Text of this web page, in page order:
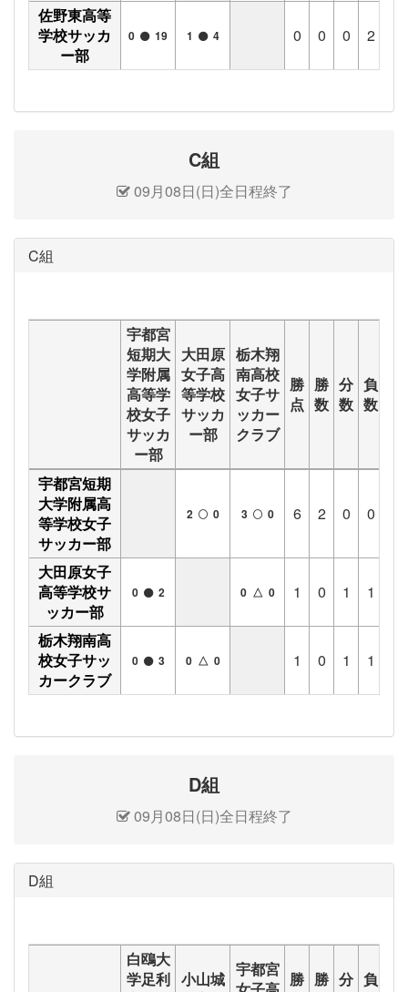
佐野東高等
学校サッカ
ー部
0 19 1 4 0 0 0 2
C組
09月08日(日)全日程終了
C組
宇都宮
短期大
学附属
高等学
校女子
サッカ
ー部
大田原
女子高
等学校
サッカ
ー部
栃木翔
南高校
女子サ
ッカー
クラブ
勝
点
勝
数
分
数
負
数
宇都宮短期
大学附属高
等学校女子
サッカー部
2 0 3 0 6 2 0 0
大田原女子
高等学校サ
ッカー部
0 2 0 △ 0 1 0 1 1
栃木翔南高
校女子サッ
カークラブ
0 3 0 △ 0 1 0 1 1
D組
09月08日(日)全日程終了
D組
白鴎大
学足利 小山城 宇都宮 勝 勝 分 負